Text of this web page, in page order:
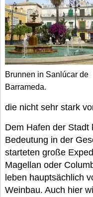
Brunnen in Sanlúcar de
Barrameda.
die nicht sehr stark
Dem Hafen der
Bedeutung in der
starteten große
Magellan oder
leben hauptsächlich
Weinbau. Auch hier